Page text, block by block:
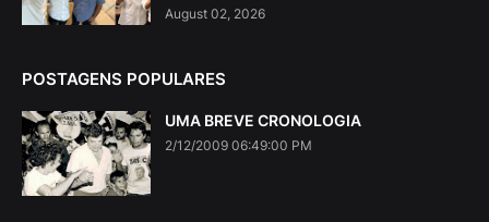
August 02, 2026
POSTAGENS POPULARES
UMA BREVE CRONOLOGIA
2/12/2009 06:49:00 PM